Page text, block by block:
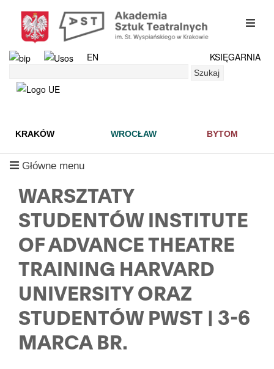
EN
KSIĘGARNIA
Szukaj
KRAKÓW WROCŁAW BYTOM
mobilne
menu
Główne menu
WARSZTATY
STUDENTÓW INSTITUTE
OF ADVANCE THEATRE
TRAINING HARVARD
UNIVERSITY ORAZ
STUDENTÓW PWST | 3-6
MARCA BR.